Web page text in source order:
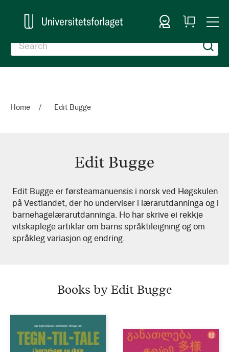
Sign In
My
Cart
Home Edit Bugge
Edit Bugge
Edit
Bugge
Edit Bugge er førsteamanuensis i norsk ved Høgskulen
på Vestlandet, der ho underviser i lærarutdanninga og i
barnehagelærarutdanninga. Ho har skrive ei rekkje
vitskaplege artiklar om barns språktileigning og om
språkleg variasjon og endring.
Books by Edit Bugge